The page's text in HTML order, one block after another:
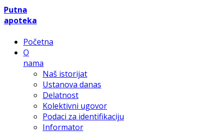
Putna
apoteka
Početna
O
nama
Naš istorijat
Ustanova danas
Delatnost
Kolektivni ugovor
Podaci za identifikaciju
Informator